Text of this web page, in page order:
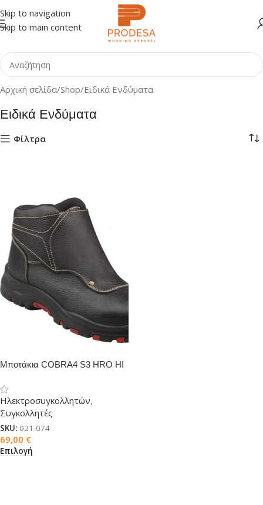
Skip to navigation
Skip to main content
Αρχική σελίδα Shop Ειδικά Ενδύματα
Ειδικά Ενδύματα
Φίλτρα
Μποτάκια COBRA4 S3 HRO HI
Ηλεκτροσυγκολλητών,
Συγκολλητές
SKU: 021-074
69,00 €
Επιλογή